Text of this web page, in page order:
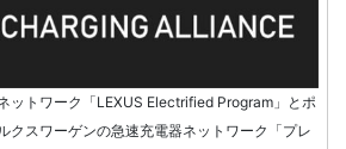
ットワーク「LEXUS Electrified Program」とポ
クスワーゲンの急速充電器ネットワーク「プレ